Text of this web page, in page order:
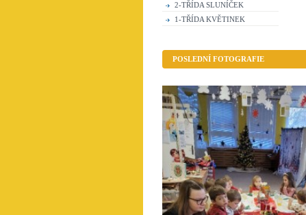
2-TŘÍDA SLUNÍČEK
1-TŘÍDA KVĚTINEK
POSLEDNÍ FOTOGRAFIE